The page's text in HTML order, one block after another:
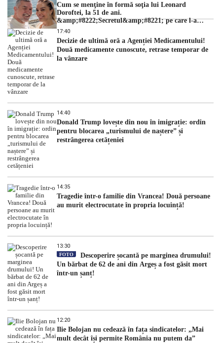
Cum se menţine în formă soţia lui Leonard
Doroftei, la 51 de ani.
&amp;#8222;Secretul&amp;#8221; pe care l-a
dezvăluit
17:40
Decizie de ultimă oră a Agenției Medicamentului!
Două medicamente cunoscute, retrase temporar de
la vânzare
14:40
Donald Trump lovește din nou în imigrație: ordin
pentru blocarea „turismului de naștere” și
restrângerea cetățeniei
14:35
Tragedie într-o familie din Vrancea! Două persoane
au murit electrocutate în propria locuință!
13:30
FOTO
Descoperire șocantă pe marginea drumului!
Un bărbat de 62 de ani din Argeș a fost găsit mort
într-un șanț!
12:20
Ilie Bolojan nu cedează în fața sindicatelor: „Mai
mult decât își permite România nu putem da”